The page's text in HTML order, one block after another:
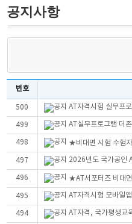
공지사항
번호
500 AT자격시험 실무프
499 AT실무프로그램 더
498 ★비대면 시험 수험
497 2026년도 국가공인
496 ★AT서포터즈 비대
495 AT자격시험 모바일
494 AT자격, 국가평생교